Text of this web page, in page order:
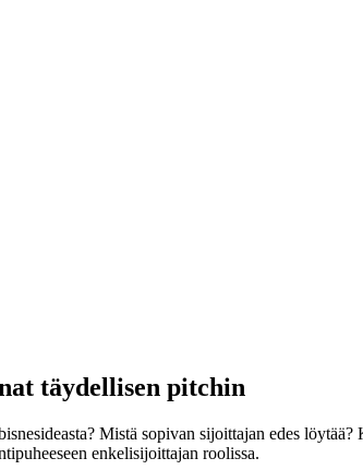
täydellisen pitchin
Mistä sopivan sijoittajan edes
enkelisijoittajan roolissa.